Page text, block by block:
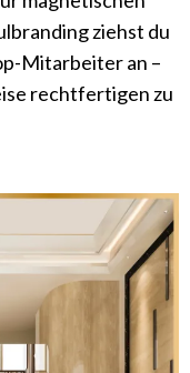
ziehst du
Mitarbeiter an –
rechtfertigen zu